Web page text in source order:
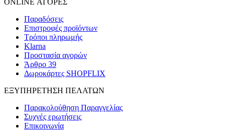
ONLINE ΑΓΟΡΕΣ
Παραδόσεις
Επιστροφές προϊόντων
Τρόποι πληρωμής
Klarna
Προστασία αγορών
Άρθρο 39
Δωροκάρτες SHOPFLIX
ΕΞΥΠΗΡΕΤΗΣΗ ΠΕΛΑΤΩΝ
Παρακολούθηση Παραγγελίας
Συχνές ερωτήσεις
Επικοινωνία